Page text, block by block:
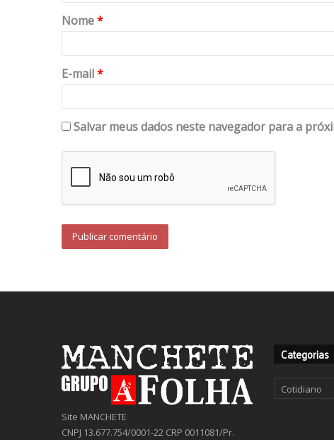
Nome*
E-mail*
Salvar meus dados neste navegador para a
Site MANCHETE
CNPJ 13.677.754/0001-22 CRP 0011081/Pr.
Categorias
Categorias